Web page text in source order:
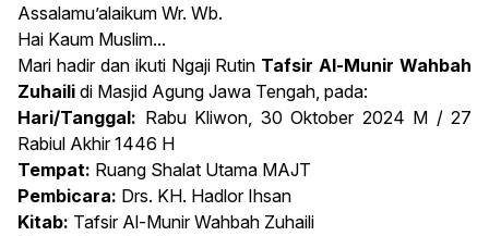
Assalamu’alaikum Wr. Wb.
Hai Kaum Muslim...
Mari hadir dan ikuti Ngaji Rutin Tafsir Al-Munir Wahbah
Zuhaili di Masjid Agung Jawa Tengah, pada:
Hari/Tanggal: Rabu Kliwon, 30 Oktober 2024 M / 27
Rabiul Akhir 1446 H
Tempat: Ruang Shalat Utama MAJT
Pembicara: Drs. KH. Hadlor Ihsan
Kitab: Tafsir Al-Munir Wahbah Zuhaili